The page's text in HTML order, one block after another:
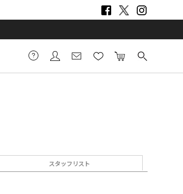
スタッフリスト